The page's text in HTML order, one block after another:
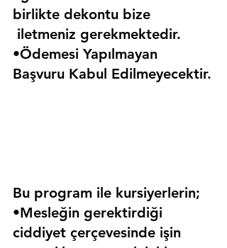
birlikte dekontu bize
iletmeniz gerekmektedir.
•Ödemesi Yapılmayan
Başvuru Kabul Edilmeyecektir.
Bu program ile kursiyerlerin;
•Mesleğin gerektirdiği
ciddiyet çerçevesinde işin